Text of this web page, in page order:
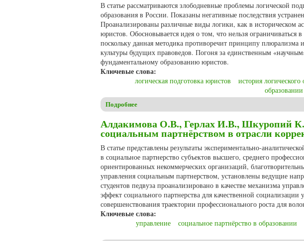
В статье рассматриваются злободневные проблемы логической
образования в России. Показаны негативные последствия
Проанализированы различные виды логики, как в историческом
юристов. Обосновывается идея о том, что нельзя
поскольку данная методика противоречит принципу
культуры будущих правоведов. Погоня за единственным
фундаментальному образованию юристов.
Ключевые слова:
логическая подготовка юристов история логического
образовании
Подробнее
Алдакимова О.В., Герлах И.В., Шкуропий
социальным партнёрством в отрасли
В статье представлены результаты экспериментально-
в социальное партнерство субъектов высшего, среднего
ориентированных некоммерческих организаций,
управления социальным партнерством, установлены ведущие
студентов педвуза проанализировано в качестве механизма
эффект социального партнерства для качественной
совершенствования траектории профессионального роста для
Ключевые слова:
управление социальное партнёрство в образовании